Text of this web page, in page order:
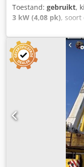
Toestand: gebruikt,
3 kW (4,08 pk), soort
,
01/2006, Bouwjaar:
Voertuiglocatie:
informatie zonder
verkoop en